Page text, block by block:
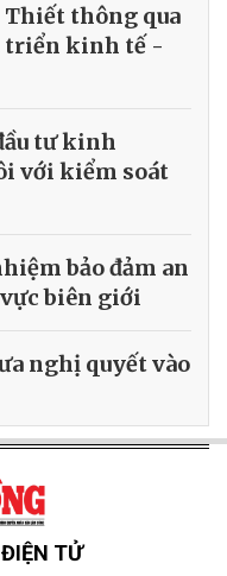
thông qua
triển kinh tế -
tư kinh
với kiểm soát
bảo đảm an
biên giới
nghị quyết vào
TỬ